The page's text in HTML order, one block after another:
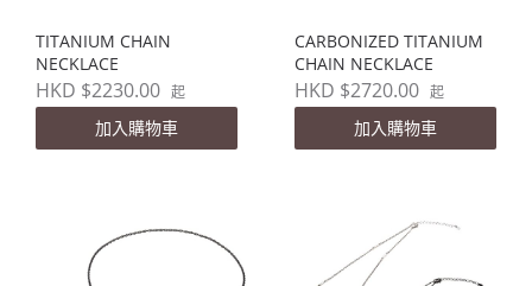
TITANIUM CHAIN
NECKLACE
HKD $2230.00 起
加入購物車
CARBONIZED TITANIUM
CHAIN NECKLACE
HKD $2720.00 起
加入購物車